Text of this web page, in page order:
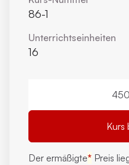
86-1
Unterrichts­einheiten
16
Kurs
Der ermäßigte* Preis